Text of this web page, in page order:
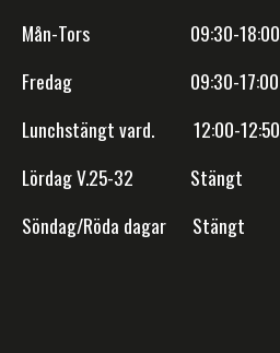
Mån-Tors 09:30-18:00
Fredag 09:30-17:00
Lunchstängt vard. 12:00-12:50
Lördag V.25-32 Stängt
Söndag/Röda dagar Stängt